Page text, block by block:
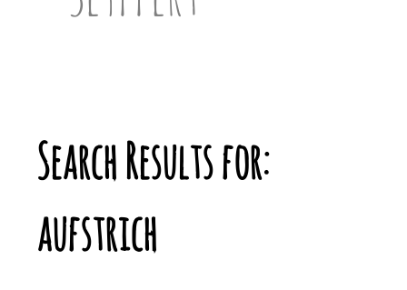
Search Results for:
aufstrich